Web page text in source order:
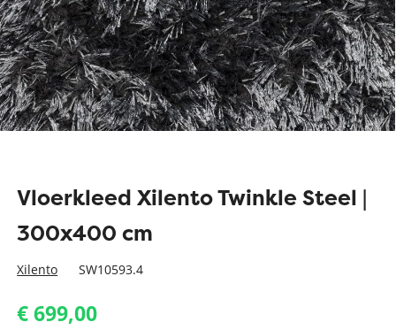
Vloerkleed Xilento Twinkle Steel |
300x400 cm
Xilento SW10593.4
€ 699,00